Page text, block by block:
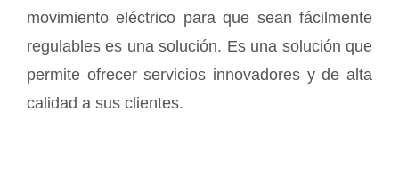
movimiento eléctrico para que sean fácilmente
regulables es una solución. Es una solución que
permite ofrecer servicios innovadores y de alta
calidad a sus clientes.